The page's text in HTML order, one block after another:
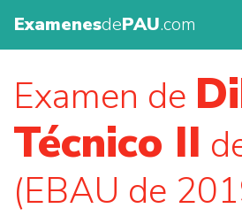
ExamenesdePAU.com
Examen de
Técnico II
(EBAU de